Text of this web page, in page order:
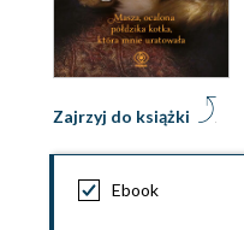
Zajrzyj do książki
Ebook